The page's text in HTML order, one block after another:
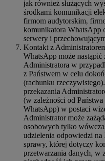
jak również służących
środkami komunikacji
firmom audytorskim,
komunikatora WhatsApp
serwery i
Kontakt z
WhatsApp może
Administratora w
z Państwem w celu
(rachunku
przekazania
(w zależności od
WhatsApp) w postaci
Administrator może
osobowych tylko
udzielenia odpowiedzi na
sprawy, której dotyczy
przetwarzania danych, w